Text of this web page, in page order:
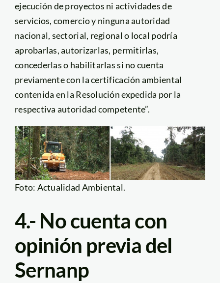
ejecución de proyectos ni actividades de
servicios, comercio y ninguna autoridad
nacional, sectorial, regional o local podría
aprobarlas, autorizarlas, permitirlas,
concederlas o habilitarlas si no cuenta
previamente con la certificación ambiental
contenida en la Resolución expedida por la
respectiva autoridad competente”.
Foto: Actualidad Ambiental.
4.- No cuenta con
opinión previa del
Sernanp